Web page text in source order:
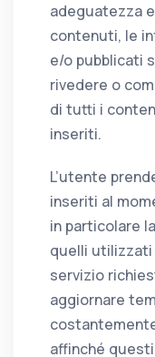
adeguatezza
contenuti, le
e/o pubblicati
rivedere o
di tutti i
inseriti.
L’utente
inseriti al
in particolare
quelli utilizzati
servizio
aggiornare
affinché